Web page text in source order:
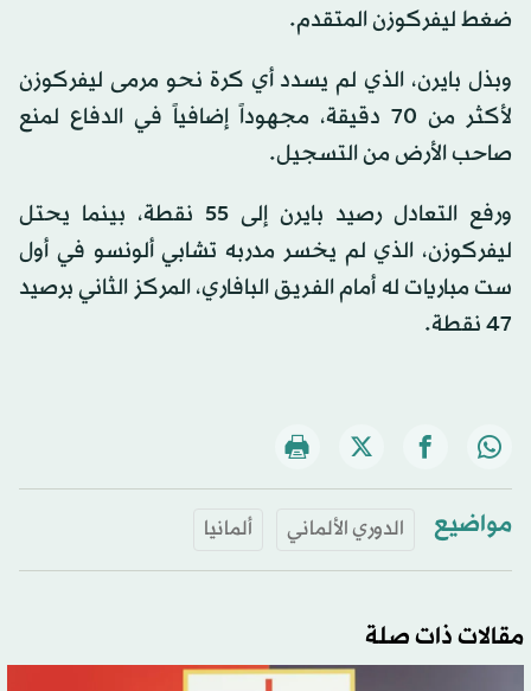
ضغط ليفركوزن المتقدم.
وبذل بايرن، الذي لم يسدد أي كرة نحو مرمى ليفركوزن
لأكثر من 70 دقيقة، مجهوداً إضافياً في الدفاع لمنع
صاحب الأرض من التسجيل.
ورفع التعادل رصيد بايرن إلى 55 نقطة، بينما يحتل
ليفركوزن، الذي لم يخسر مدربه تشابي ألونسو في أول
ست مباريات له أمام الفريق البافاري، المركز الثاني برصيد
47 نقطة.
مواضيع الدوري الألماني ألمانيا
مقالات ذات صلة